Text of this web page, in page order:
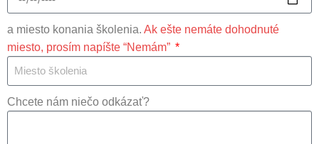
a miesto konania školenia. Ak ešte nemáte dohodnuté
miesto, prosím napíšte “Nemám”
Chcete nám niečo odkázať?